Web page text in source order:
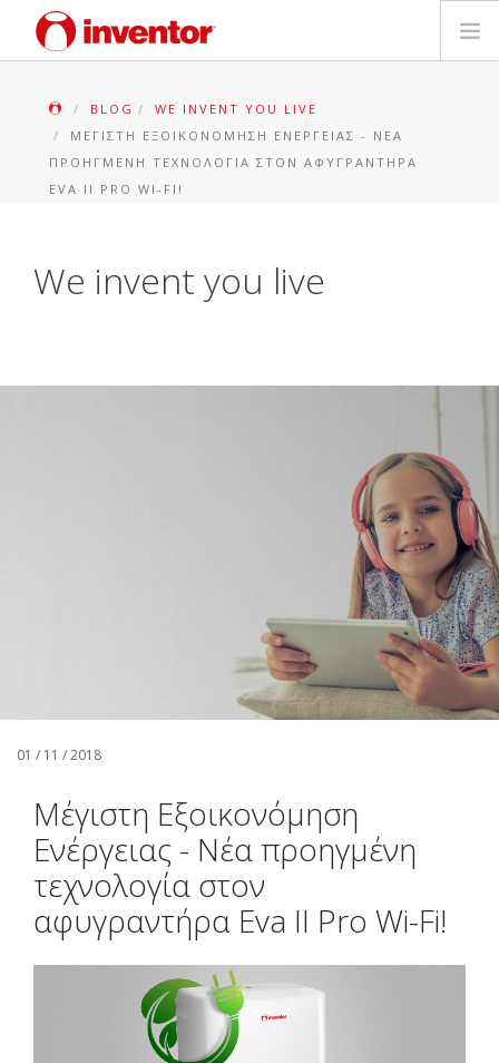
Αρχεία και Υποστήριξη
Δίκτυο Καταστημάτων
BLOG
WE INVENT YOU LIVE
ΜΈΓΙΣΤΗ ΕΞΟΙΚΟΝΌΜΗΣΗ ΕΝΈΡΓΕΙΑΣ - ΝΈΑ
ΠΡΟΗΓΜΈΝΗ ΤΕΧΝΟΛΟΓΊΑ ΣΤΟΝ ΑΦΥΓΡΑΝΤΉΡΑ
EVA II PRO WI-FI!
We invent you live
01 / 11 / 2018
Μέγιστη Εξοικονόμηση
Ενέργειας - Νέα προηγμένη
τεχνολογία στον
αφυγραντήρα Eva II Pro Wi-Fi!